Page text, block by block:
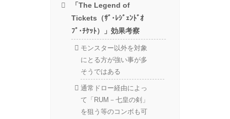
「The Legend of
Tickets（ｻﾞ･ﾚｼﾞｪﾝﾄﾞｵ
ﾌﾞ･ﾁｹｯﾄ）」効果考察
モンスター以外を対象
にとる方が強い事が多
そうではある
通常ドロー経由によっ
て「RUM－七皇の剣」
を狙う等のコンボも可